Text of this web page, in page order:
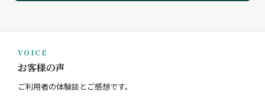
VOICE
お客様の声
ご利用者の体験談とご感想です。